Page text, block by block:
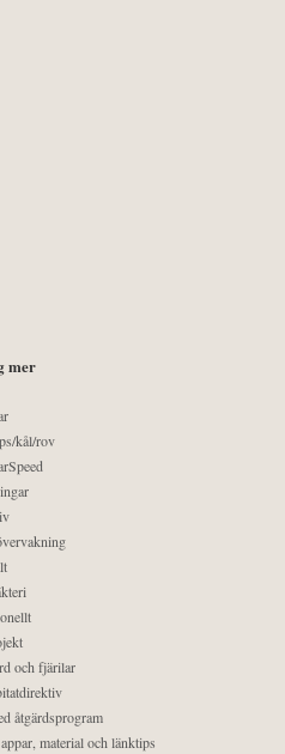
mer
kål/rov
och fjärilar
åtgärdsprogram
material och länktips